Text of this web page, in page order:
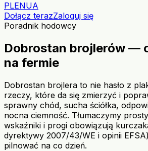
PLENUA
Dołącz terazZaloguj się
Poradnik hodowcy
Dobrostan brojlerów —
na fermie
Dobrostan brojlera to nie hasło z
rzeczy, które da się zmierzyć i
sprawny chód, sucha ściółka,
nocna ciemność. Tłumaczymy
wskaźniki i progi obowiązują
dyrektywy 2007/43/WE i opinii
pilnować na co dzień.